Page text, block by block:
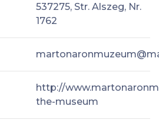
537275, Str. Alszeg, Nr.
1762
http://
the-museum